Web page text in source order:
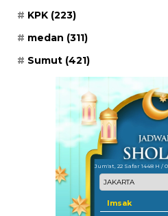
KPK (223)
medan (311)
Sumut (421)
Jum'at, 22 Safar 1448 H /
Imsak